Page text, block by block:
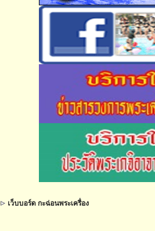
เว็บบอร์ด กะฉ่อนพระเครื่อง